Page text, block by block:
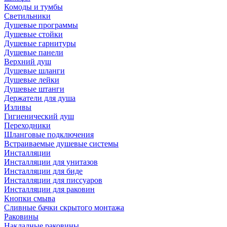
Комоды и тумбы
Светильники
Душевые программы
Душевые стойки
Душевые гарнитуры
Душевые панели
Верхний душ
Душевые шланги
Душевые лейки
Душевые штанги
Держатели для душа
Изливы
Гигиенический душ
Переходники
Шланговые подключения
Встраиваемые душевые системы
Инсталляции
Инсталляции для унитазов
Инсталляции для биде
Инсталляции для писсуаров
Инсталляции для раковин
Кнопки смыва
Сливные бачки скрытого монтажа
Раковины